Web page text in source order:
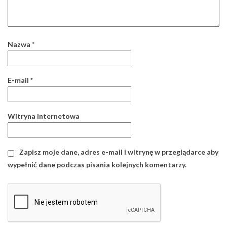
Nazwa *
E-mail *
Witryna internetowa
Zapisz moje dane, adres e-mail i witrynę w przeglądarce aby
wypełnić dane podczas pisania kolejnych komentarzy.